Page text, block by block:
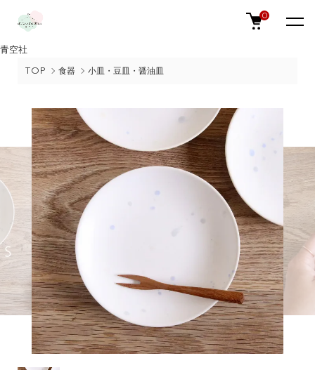
青空社
0
TOP 食器 小皿・豆皿・醤油皿